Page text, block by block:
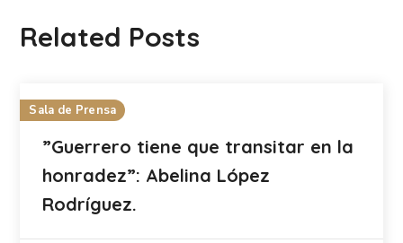
Related Posts
Sala de Prensa
”Guerrero tiene que transitar en la
honradez”: Abelina López
Rodríguez.